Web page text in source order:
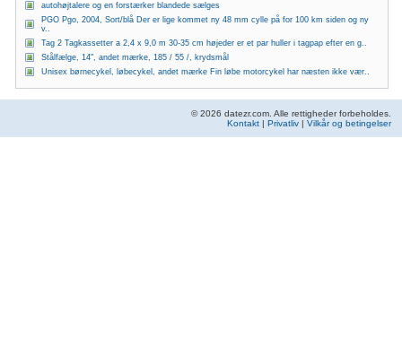
autohøjtalere og en forstærker blandede sælges
PGO Pgo, 2004, Sort/blå Der er lige kommet ny 48 mm cylle på for 100 km siden og ny
v..
Tag 2 Tagkassetter a 2,4 x 9,0 m 30-35 cm højeder er et par huller i tagpap efter en g..
Stålfælge, 14", andet mærke, 185 / 55 /, krydsmål
Unisex børnecykel, løbecykel, andet mærke Fin løbe motorcykel har næsten ikke vær..
© 2026 datezr.com. Alle rettigheder forbeholdes.
Kontakt | Privatliv | Vilkår og betingelser